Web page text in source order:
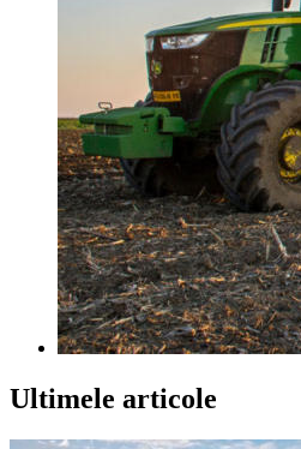
Ultimele articole